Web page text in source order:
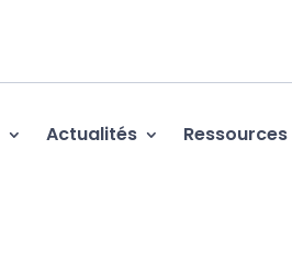
Actualités Ressources